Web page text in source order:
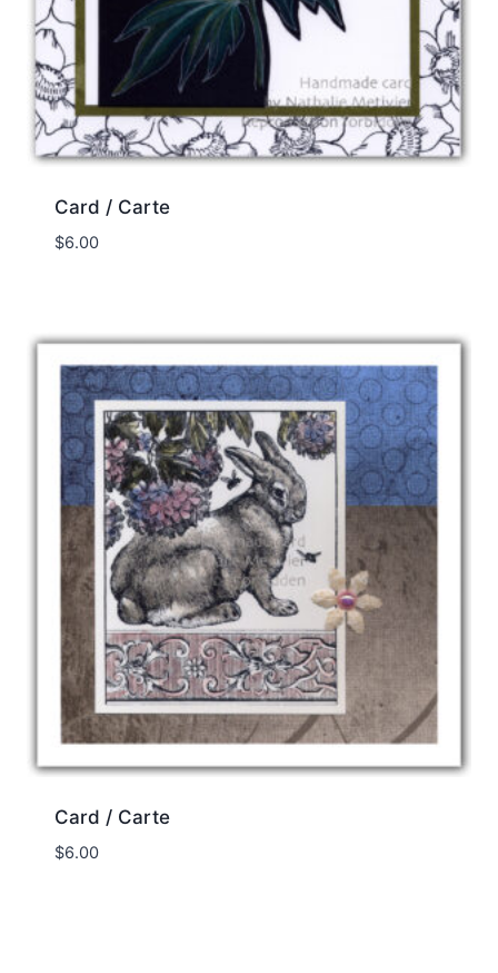
Card / Carte
$6.00
Card / Carte
$6.00